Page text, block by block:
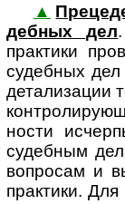
▲
деб­ных дел
практики
судебных
детализации
нос­ти
судебным
вопросам и
практики.